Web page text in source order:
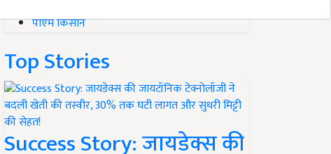
पीएम किसान
Top Stories
Success Story: जायडेक्स की